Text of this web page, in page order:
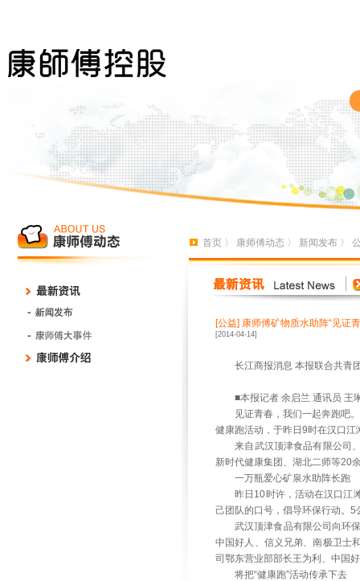
首页 〉 康师傅动态 〉 新闻发布 〉
[公益] 康师傅矿物质水助阵“见证
[2014-04-14]
长江商报消息 本报联合共青团
■本报记者 余启兰 通讯员 王
见证青春，我们一起奔跑吧。
健康跑活动，于昨日9时在汉口
来自武汉顶津食品有限公司、
新时代健康集团、湖北二师等20
一万瓶爱心矿泉水助阵长跑
昨日10时许，活动在汉口江滩
己团队的口号，倡导环保行动。
武汉顶津食品有限公司向环保
中国好人、信义兄弟、南极卫士
司鄂东营业部部长王为利、中国
将把“健康跑”活动传承下去